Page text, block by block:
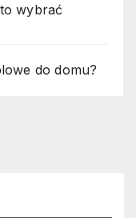
wybrać
do domu?